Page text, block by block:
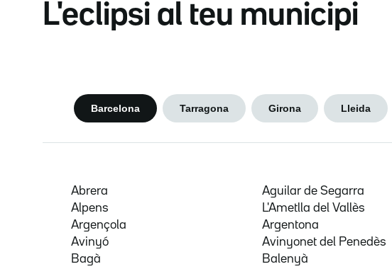
L'eclipsi al teu municipi
Barcelona Tarragona Girona Lleida
Abrera Aguilar de Segarra
Alpens
L'Ametlla del Vallès
Argençola
Argentona
Avinyó
Avinyonet del Penedès
Bagà
Balenyà